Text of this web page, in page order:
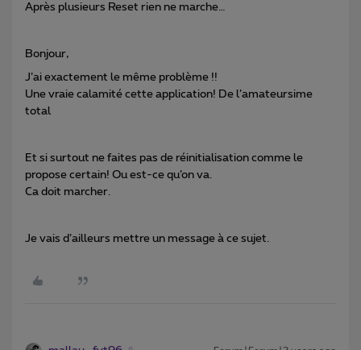
Après plusieurs Reset rien ne marche…
Bonjour,
J’ai exactement le même problème !!
Une vraie calamité cette application! De l’amateursime
total
Et si surtout ne faites pas de réinitialisation comme le
propose certain! Ou est-ce qu’on va.
Ca doit marcher.
Je vais d’ailleurs mettre un message à ce sujet.